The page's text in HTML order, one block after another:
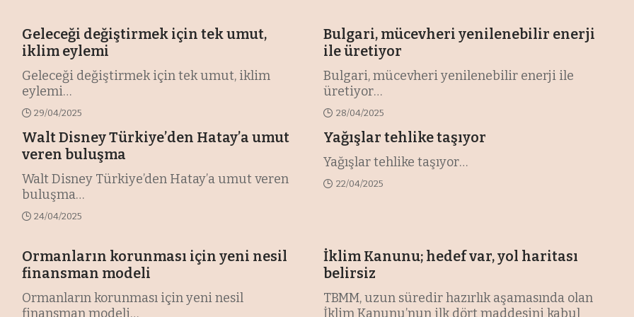
Geleceği değiştirmek için tek umut,
iklim eylemi
Geleceği değiştirmek için tek umut, iklim
eylemi…
29/04/2025
Bulgari, mücevheri yenilenebilir enerji
ile üretiyor
Bulgari, mücevheri yenilenebilir enerji ile
üretiyor…
28/04/2025
Walt Disney Türkiye’den Hatay’a umut
veren buluşma
Walt Disney Türkiye’den Hatay’a umut veren
buluşma…
24/04/2025
Yağışlar tehlike taşıyor
Yağışlar tehlike taşıyor…
22/04/2025
Ormanların korunması için yeni nesil
finansman modeli
Ormanların korunması için yeni nesil
finansman modeli…
İklim Kanunu; hedef var, yol haritası
belirsiz
TBMM, uzun süredir hazırlık aşamasında olan
İklim Kanunu’nun ilk dört maddesini kabul